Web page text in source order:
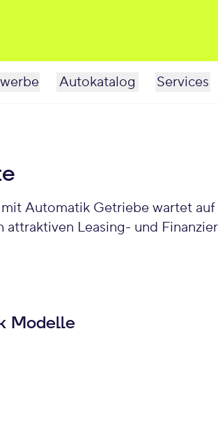
Autokatalog Services
Automatik Getriebe wartet
Leasing- und
Modelle